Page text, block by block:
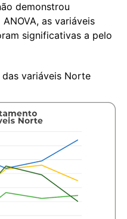
demonstrou
as variáveis
significativas a pelo
variáveis Norte